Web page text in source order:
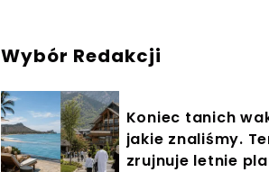
Wybór Redakcji
Koniec tanich
jakie znaliśmy.
zrujnuje letnie